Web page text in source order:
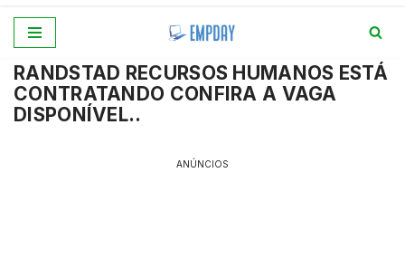
para
o
conteúdo
RANDSTAD RECURSOS HUMANOS ESTÁ
CONTRATANDO CONFIRA A VAGA
DISPONÍVEL..
ANÚNCIOS